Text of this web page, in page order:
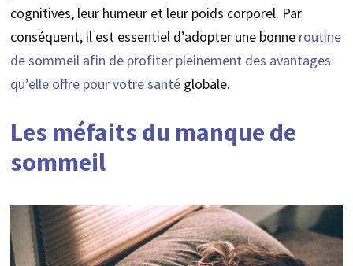
cognitives, leur humeur et leur poids corporel. Par
conséquent, il est essentiel d’adopter une bonne routine
de sommeil afin de profiter pleinement des avantages
qu’elle offre pour votre santéglobale.
Les méfaits du manque de
sommeil